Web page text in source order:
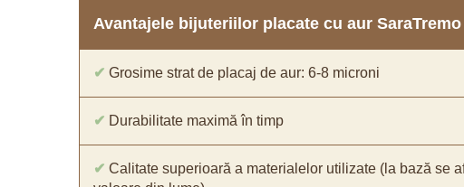
Avantajele bijuteriilor placate cu aur SaraTremo
✔ Grosime strat de placaj de aur: 6-8 microni
✔ Durabilitate maximă în timp
✔ Calitate superioară a materialelor utilizate (la bază se